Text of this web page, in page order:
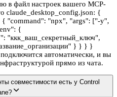
в файл настроек вашего MCP-
claude_desktop_config.json: {
{ "command": "npx", "args": ["-y",
{
"ккк_ваш_секретный_ключ",
} } } }
автоматически, и вы
прямо из чата.
совместимости есть у Control